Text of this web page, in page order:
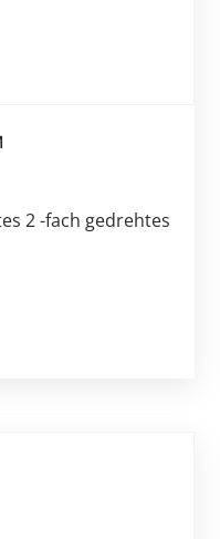
2 -fach gedrehtes